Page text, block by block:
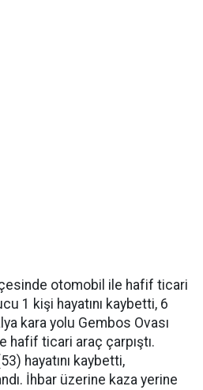
otomobil ile hafif ticari
1 kişi hayatını kaybetti, 6
kara yolu Gembos Ovası
hafif ticari araç çarpıştı.
hayatını kaybetti,
İhbar üzerine kaza yerine